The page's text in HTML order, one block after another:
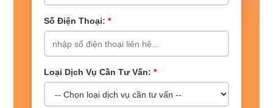
Số Điện Thoại: *
Loại Dịch Vụ Cần Tư Vấn: *